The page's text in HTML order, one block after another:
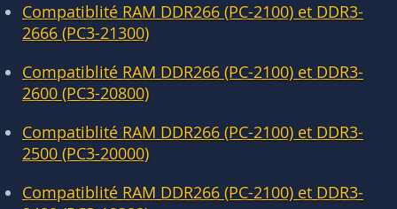
Compatiblité RAM DDR266 (PC-2100) et DDR3-
2666 (PC3-21300)
Compatiblité RAM DDR266 (PC-2100) et DDR3-
2600 (PC3-20800)
Compatiblité RAM DDR266 (PC-2100) et DDR3-
2500 (PC3-20000)
Compatiblité RAM DDR266 (PC-2100) et DDR3-